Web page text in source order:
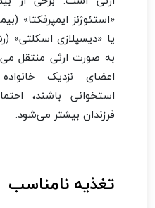
«استئوژنز ایمپرفکتا»
یا «دیسپلازی اسکلتی»
به صورت ارثی منتقل
اعضای نزدیک
استخوانی باشند،
فرزندان بیشتر می‌شود.
تغذیه نامناسب